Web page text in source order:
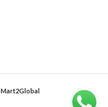
Mart2Global